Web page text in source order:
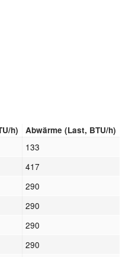
h) Abwärme (Last, BTU/h)
133
417
290
290
290
290